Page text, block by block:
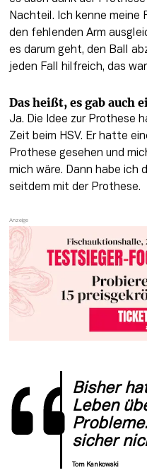
Nachteil. Ich kenne meine
den fehlenden Arm
es darum geht, den Ball
jeden Fall hilfreich, das
Das heißt, es gab auch
Ja. Die Idee zur Prothese
Zeit beim HSV. Er hatte
Prothese gesehen und
mich wäre. Dann habe ich
seitdem mit der Prothese.
Bisher
Leben
sicher
Tom Kankowski